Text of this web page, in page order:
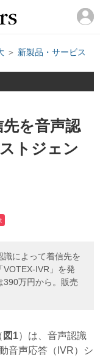
＞ 新製品・サービス
を音声認
トジェン
によって着信先を
VOTEX-IVR」を発
390万円から。販売
図1）は、音声認識
音声応答（IVR）シ